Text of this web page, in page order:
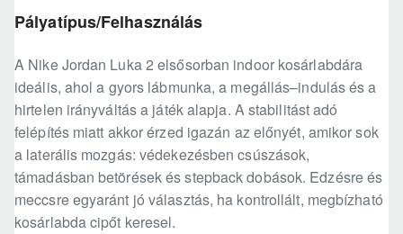
Pályatípus/Felhasználás
A Nike Jordan Luka 2 elsősorban indoor kosárlabdára
ideális, ahol a gyors lábmunka, a megállás–indulás és a
hirtelen irányváltás a játék alapja. A stabilitást adó
felépítés miatt akkor érzed igazán az előnyét, amikor sok
a laterális mozgás: védekezésben csúszások,
támadásban betörések és stepback dobások. Edzésre és
meccsre egyaránt jó választás, ha kontrollált, megbízható
kosárlabda cipőt keresel.